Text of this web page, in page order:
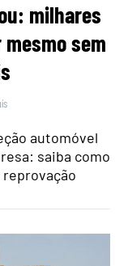
milhares
sem
automóvel
saiba como